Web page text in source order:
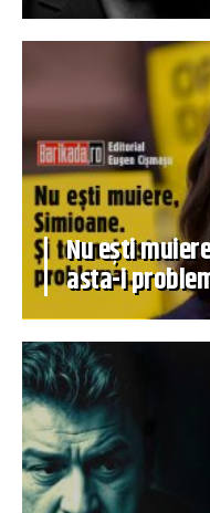
Nu ești
asta-i